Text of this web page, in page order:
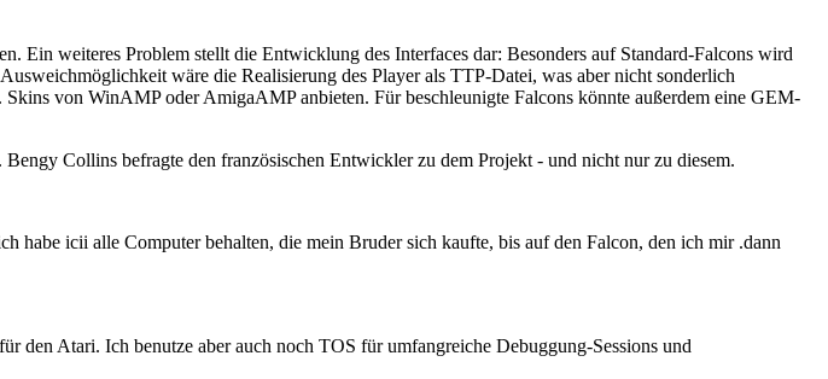
Ein weiteres Problem stellt die Entwicklung des Interfaces dar: Besonders auf Standard-Falcons wird
wäre die Realisierung des Player als TTP-Datei, was aber nicht sonderlich
von WinAMP oder AmigaAMP anbieten. Für beschleunigte Falcons könnte außerdem eine GEM-
Collins befragte den französischen Entwickler zu dem Projekt - und nicht nur zu diesem.
habe icii alle Computer behalten, die mein Bruder sich kaufte, bis auf den Falcon, den ich mir .dann
den Atari. Ich benutze aber auch noch TOS für umfangreiche Debuggung-Sessions und